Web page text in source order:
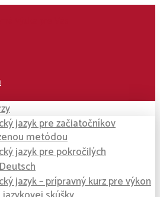
jazyk pre začiatočníkov
metódou
jazyk pre pokročilých
jazyk – prípravný kurz pre výkon